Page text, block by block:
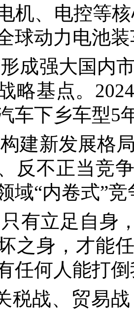
机、电控等
球动力电池
成强大国内
略基点。
车下乡车型5
建新发展格
反不正当竞
域“内卷式”
有立足自身
之身，才能
任何人能打
税战、贸易